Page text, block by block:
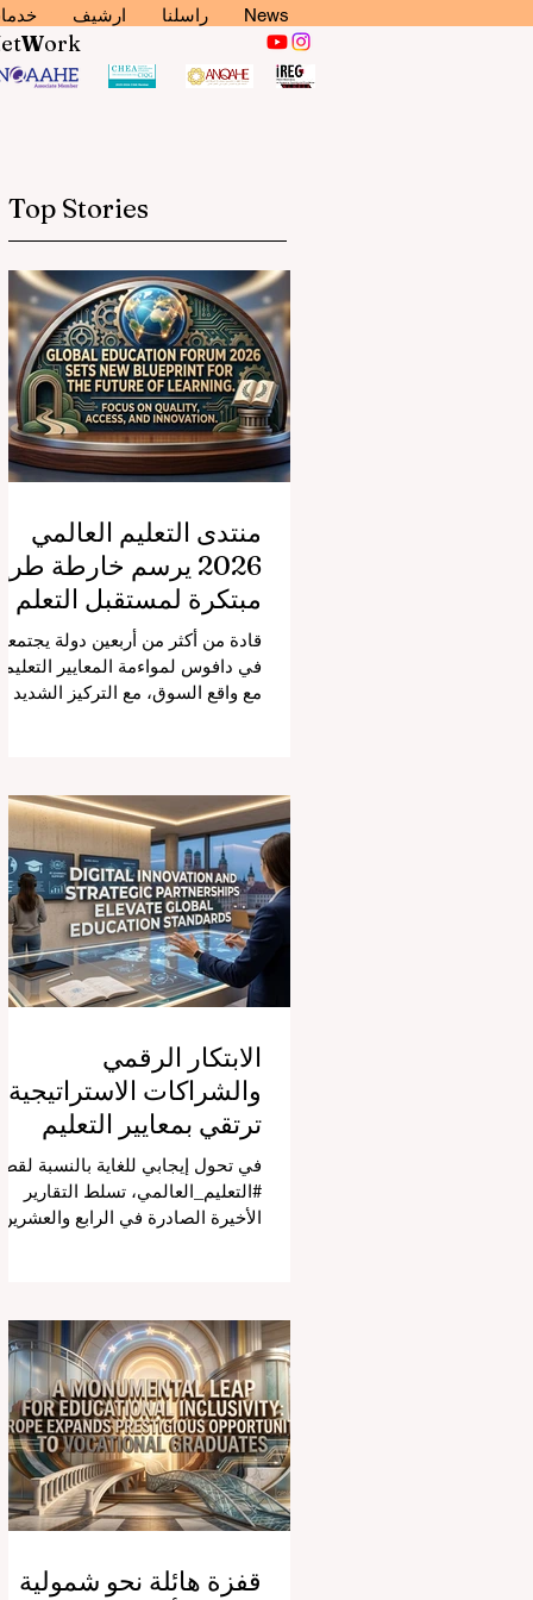
ارشيف راسلنا News
etWork
Top Stories
منتدى التعليم العالمي
2026 يرسم خارطة
مبتكرة لمستقبل التعلم
قادة من أكثر من أربعين دولة
في دافوس لمواءمة المعايير التعليمية
مع واقع السوق، مع التركيز الشديد
أغسطس 2026، توافد خبراء دوليون
وصناع قرار ومبتكرون في مجال
#تكنولوجيا_التعليم إلى مركز
المؤتمرات في دافوس لمناقشة
التحديات والفرص الأكثر إلحاحاً في
قطاع التعلم. أثبت هذا الحدث البارز،
الذي عُقد في لحظة حاسمة، أن
الأولوية لرفع #جودة_التعليم هو
المحفز الأساسي وال
الابتكار الرقمي
والشراكات الاستراتيجية
ترتقي بمعايير التعليم
العالمية
في تحول إيجابي للغاية بالنسبة
#التعليم_العالمي، تسلط التقارير
الأخيرة الصادرة في الرابع والعشرين
كبيراً في الأوساط الأكاديمية العربية
التي تسعى للريادة. إن الدمج السريع
لمساعدي #الذكاء_الاصطناعي
المتخصصين والمصممين خصيصاً
للمعلمين يُحدث ثورة حقيقية في
التدريس. ومن خلال الأتمتة الناجحة
للمهام الإدارية التي تستغرق وقتاً
طويلاً، تبشر هذه الأدوات المتقدمة
بعصر
قفزة هائلة نحو شمولية